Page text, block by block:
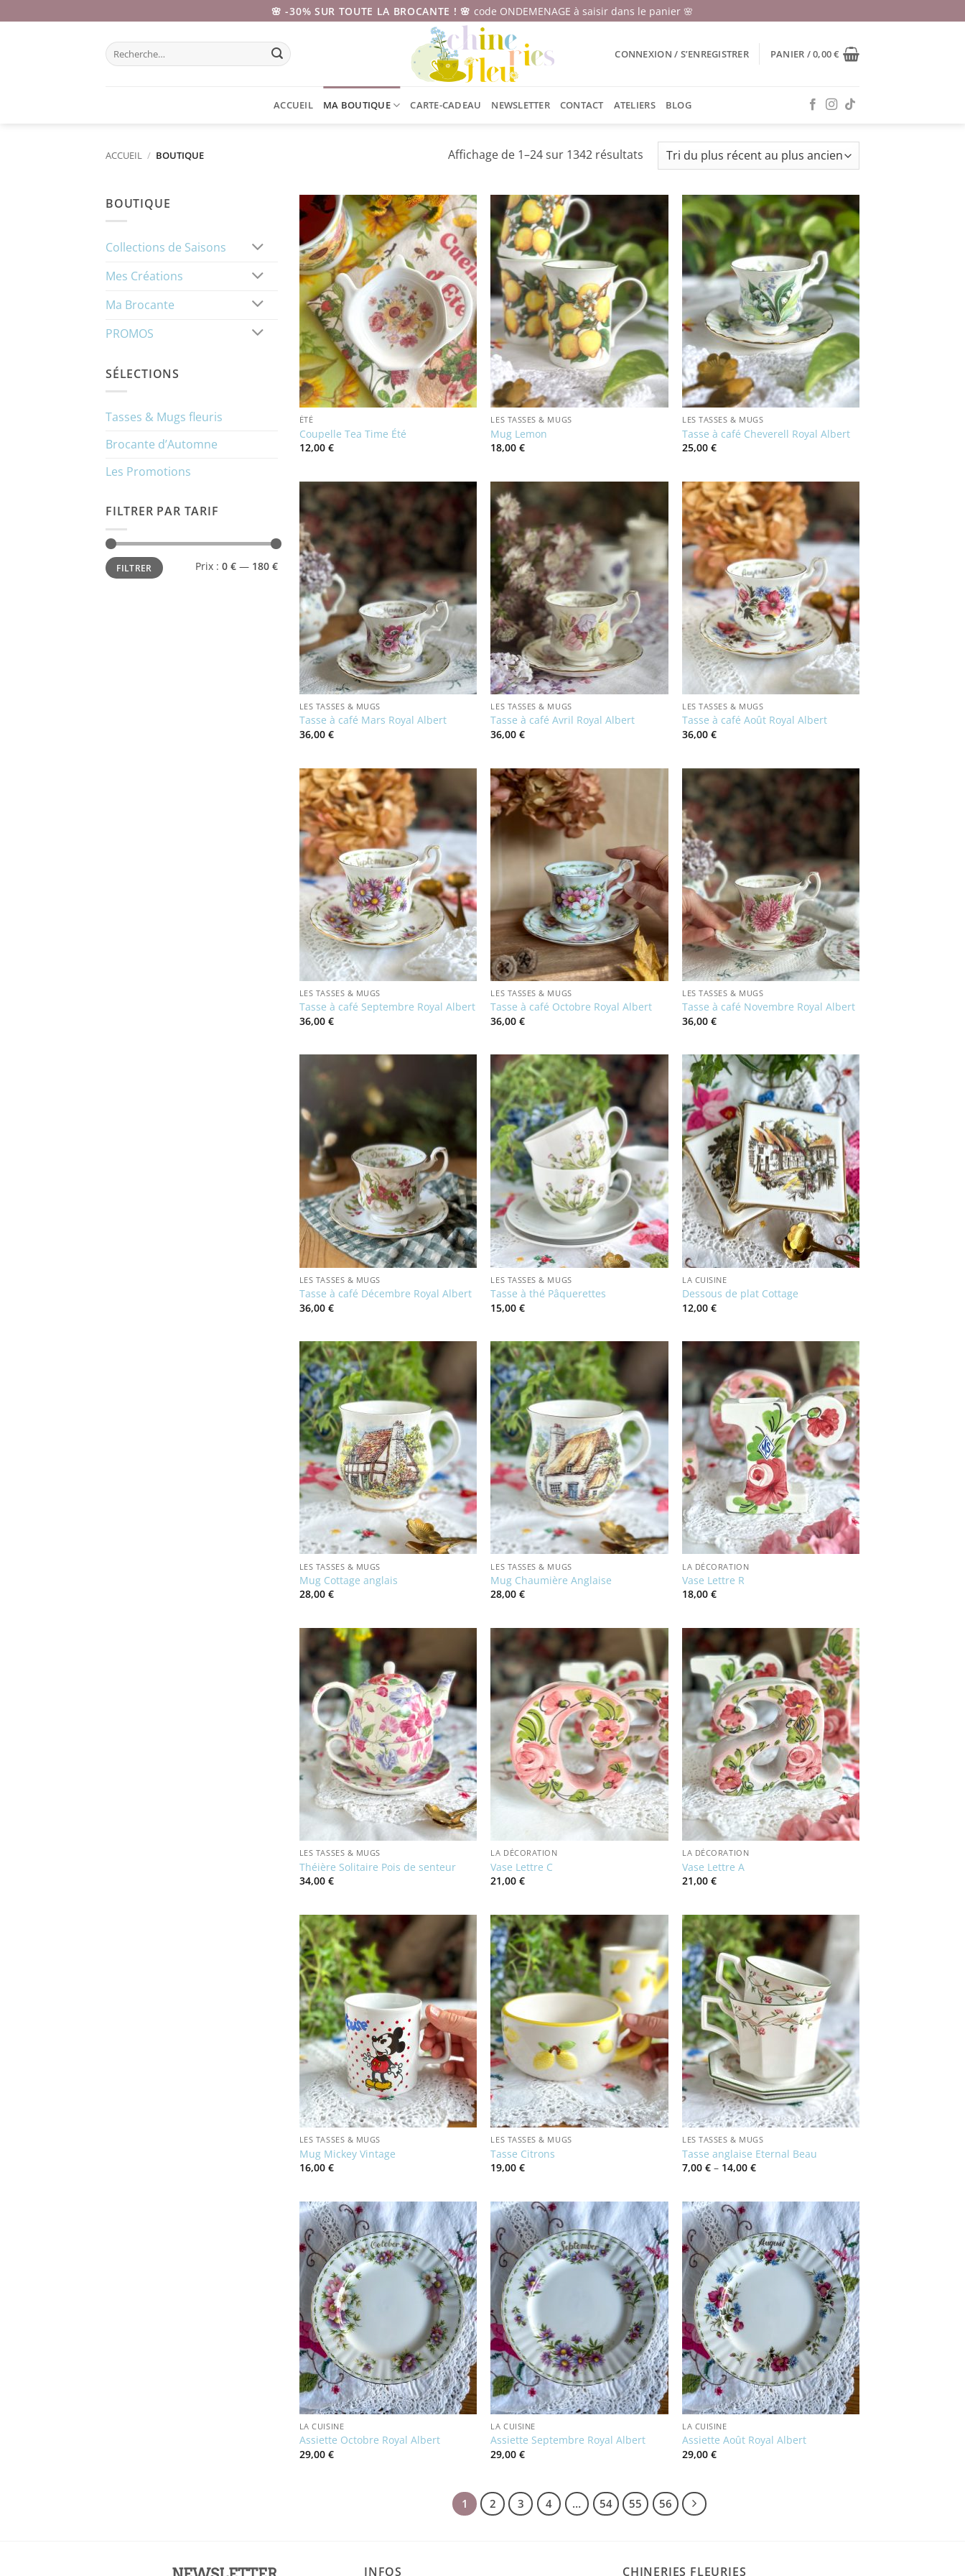
au
🌸 -30% SUR TOUTE LA BROCANTE ! 🌸 code ONDEMENAGE à saisir dans le panier 🌸
Recherche
pour :
CONNEXION / S’ENREGISTRER PANIER /0,00€
ACCUEIL MA BOUTIQUE CARTE-CADEAU NEWSLETTER CONTACT ATELIERS BLOG
ACCUEIL / BOUTIQUE Affichage de 1–24 sur 1342 résultatsTrié
au
plus
ancien
BOUTIQUE
Collections de Saisons
Mes Créations
Ma Brocante
PROMOS
SÉLECTIONS
Tasses & Mugs fleuris
Brocante d’Automne
Les Promotions
FILTRER PAR TARIF
Prix
min
Prix
maxFILTRER Prix : 0 € — 180 €
ÉTÉ
Coupelle Tea Time Été
12,00 €
LES TASSES & MUGS
Mug Lemon
18,00€
LES TASSES & MUGS
Tasse à café Cheverell Royal Albert
25,00€
LES TASSES & MUGS
Tasse à café Mars Royal Albert
36,00 €
LES TASSES & MUGS
Tasse à café Avril Royal Albert
36,00€
LES TASSES & MUGS
Tasse à café Août Royal Albert
36,00€
LES TASSES & MUGS
Tasse à café Septembre Royal Albert
36,00 €
LES TASSES & MUGS
Tasse à café Octobre Royal Albert
36,00€
LES TASSES & MUGS
Tasse à café Novembre Royal Albert
36,00€
LES TASSES & MUGS
Tasse à café Décembre Royal Albert
36,00 €
LES TASSES & MUGS
Tasse à thé Pâquerettes
15,00€
LA CUISINE
Dessous de plat Cottage
12,00€
LES TASSES & MUGS
Mug Cottage anglais
28,00 €
LES TASSES & MUGS
Mug Chaumière Anglaise
28,00€
LA DÉCORATION
Vase Lettre R
18,00€
LES TASSES & MUGS
Théière Solitaire Pois de senteur
34,00 €
LA DÉCORATION
Vase Lettre C
21,00€
LA DÉCORATION
Vase Lettre A
21,00€
LES TASSES & MUGS
Mug Mickey Vintage
16,00 €
LES TASSES & MUGS
Tasse Citrons
19,00€
LES TASSES & MUGS
Tasse anglaise Eternal Beau
7,00€ – 14,00€Price
14,00 €
LA CUISINE
Assiette Octobre Royal Albert
29,00 €
LA CUISINE
Assiette Septembre Royal Albert
29,00€
LA CUISINE
Assiette Août Royal Albert
29,00€
1 2 3 4 … 54 55 56
INFOS CHINERIES FLEURIES